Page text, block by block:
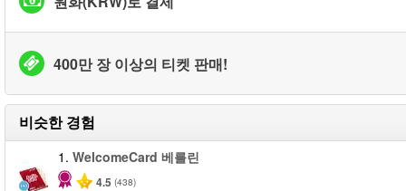
400만 장 이상의 티켓 판매!
비슷한 경험
1. WelcomeCard 베를린
4.5 (438)